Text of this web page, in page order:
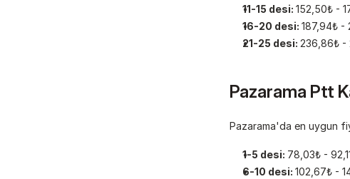
11-15 desi: 152,50₺ -
16-20 desi: 187,94₺ -
21-25 desi: 236,86₺ -
Pazarama Ptt
Pazarama'da en uygun
1-5 desi: 78,03₺ -
6-10 desi: 102,67₺ -